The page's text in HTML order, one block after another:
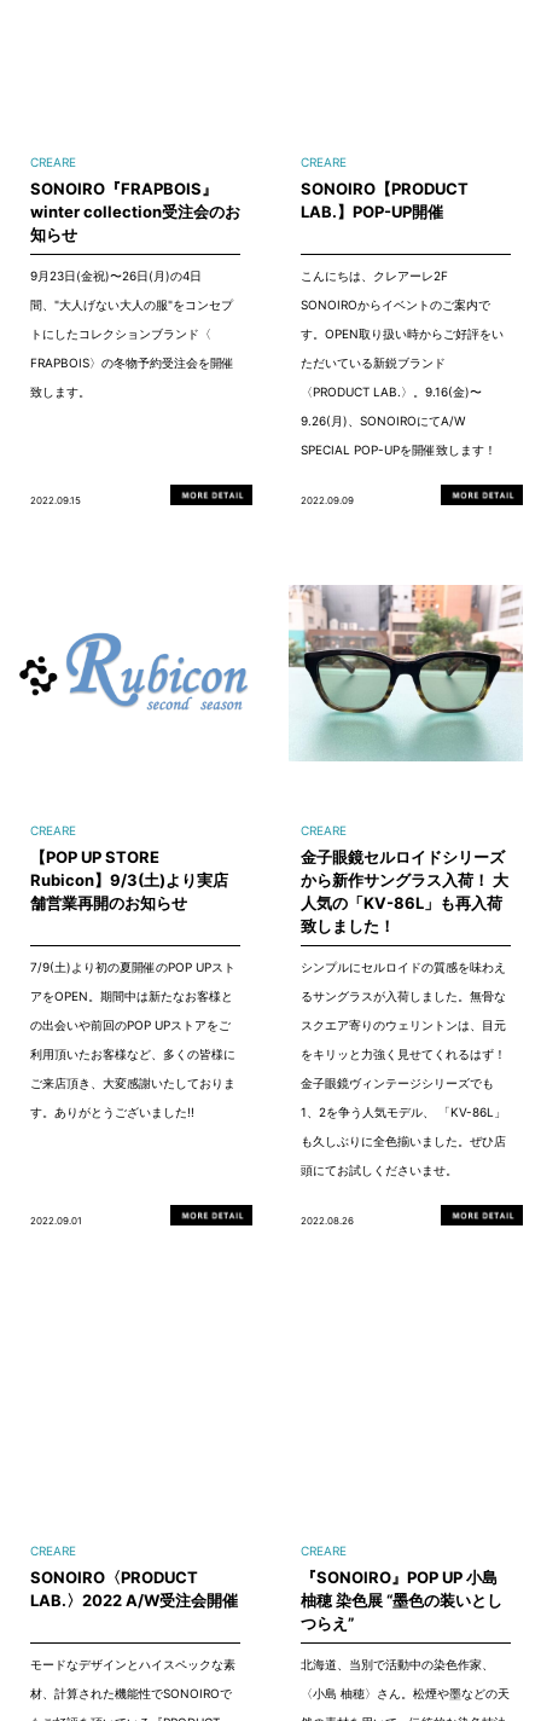
CREARE
SONOIRO『FRAPBOIS』
winter collection受注会のお
知らせ
9月23日(金祝)〜26日(月)の4日
間、"大人げない大人の服"をコンセプ
トにしたコレクションブランド〈
FRAPBOIS〉の冬物予約受注会を開催
致します。
2022.09.15
CREARE
SONOIRO【PRODUCT
LAB.】POP-UP開催
こんにちは、クレアーレ2F
SONOIROからイベントのご案内で
す。OPEN取り扱い時からご好評をい
ただいている新鋭ブランド
〈PRODUCT LAB.〉。9.16(金)〜
9.26(月)、SONOIROにてA/W
SPECIAL POP-UPを開催致します！
2022.09.09
CREARE
【POP UP STORE
Rubicon】9/3(土)より実店
舗営業再開のお知らせ
7/9(土)より初の夏開催のPOP UPスト
アをOPEN。期間中は新たなお客様と
の出会いや前回のPOP UPストアをご
利用頂いたお客様など、多くの皆様に
ご来店頂き、大変感謝いたしておりま
す。ありがとうございました!!
2022.09.01
CREARE
金子眼鏡セルロイドシリーズ
から新作サングラス入荷！ 大
人気の「KV-86L」も再入荷
致しました！
シンプルにセルロイドの質感を味わえ
るサングラスが入荷しました。無骨な
スクエア寄りのウェリントンは、目元
をキリッと力強く見せてくれるはず！
金子眼鏡ヴィンテージシリーズでも
1、2を争う人気モデル、 「KV-86L」
も久しぶりに全色揃いました。ぜひ店
頭にてお試しくださいませ。
2022.08.26
CREARE
SONOIRO〈PRODUCT
LAB.〉2022 A/W受注会開催
モードなデザインとハイスペックな素
材、計算された機能性でSONOIROで
CREARE
『SONOIRO』POP UP 小島
柚穂 染色展 “墨色の装いとし
つらえ”
北海道、当別で活動中の染色作家、
〈小島 柚穂〉さん。松煙や墨などの天